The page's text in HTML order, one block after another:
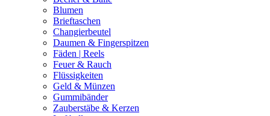
Blumen
Brieftaschen
Changierbeutel
Daumen & Fingerspitzen
Fäden | Reels
Feuer & Rauch
Flüssigkeiten
Geld & Münzen
Gummibänder
Zauberstäbe & Kerzen